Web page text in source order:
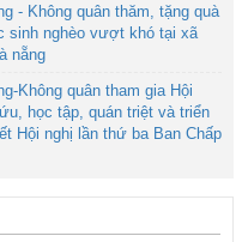
- Không quân thăm, tặng quà
sinh nghèo vượt khó tại xã
nẵng
Không quân tham gia Hội
học tập, quán triệt và triển
Hội nghị lần thứ ba Ban Chấp